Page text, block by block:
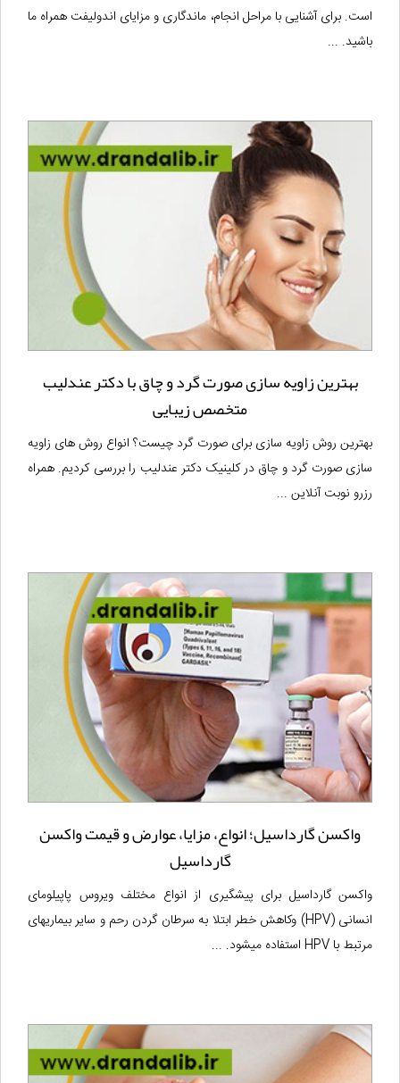
است. برای آشنایی با مراحل انجام، ماندگاری و مزایای اندولیفت همراه ما
باشید. ...
بهترین زاویه سازی صورت گرد و چاق با دکتر عندلیب
متخصص زیبایی
بهترین روش زاویه سازی برای صورت گرد چیست؟ انواع روش های زاویه
سازی صورت گرد و چاق در کلینیک دکتر عندلیب را بررسی کردیم. همراه
رزرو نوبت آنلاین ...
واکسن گارداسیل؛ انواع، مزایا، عوارض و قیمت واکسن
گارداسیل
واکسن گارداسیل برای پیشگیری از انواع مختلف ویروس پاپیلومای
انسانی (HPV) وکاهش خطر ابتلا به سرطان گردن رحم و سایر بیماریهای
مرتبط با HPV استفاده میشود. ...